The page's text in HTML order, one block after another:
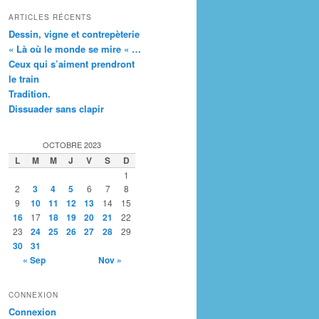
ARTICLES RÉCENTS
Dessin, vigne et contrepèterie
« Là où le monde se mire « …
Ceux qui s’aiment prendront
le train
Tradition.
Dissuader sans clapir
OCTOBRE 2023
L M M J V S D
1
2
3 4 5 6 7
8
9
10 11 12 13 14 15
16 17 18 19 20 21
22
23
24 25 26 27 28 29
30
31
« Sep
Nov »
CONNEXION
Connexion